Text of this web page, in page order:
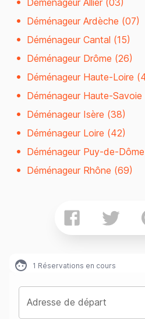
Déménageur Allier (03)
Déménageur Ardèche (07)
Déménageur Cantal (15)
Déménageur Drôme (26)
Déménageur Haute-Loire
Déménageur Haute-Savoie
Déménageur Isère (38)
Déménageur Loire (42)
Déménageur Puy-de-
Déménageur Rhône (69)
1 Réservations en cours
Adresse de départ